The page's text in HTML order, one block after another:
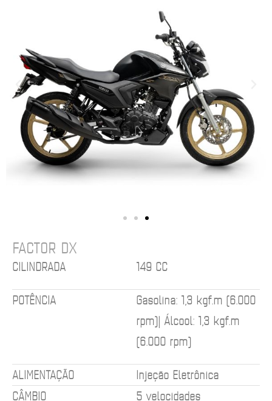
FACTOR DX
CILINDRADA 149 CC
POTÊNCIA
Gasolina: 1,3 kgf.m (6.000
rpm)| Álcool: 1,3 kgf.m
(6.000 rpm)
ALIMENTAÇÃO
Injeção Eletrônica
CÂMBIO
5 velocidades